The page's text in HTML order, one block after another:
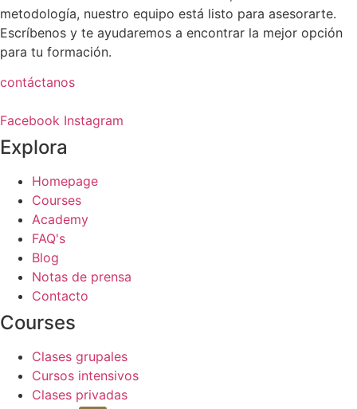
pueden
elegir
en
la
de
producto
metodología, nuestro equipo está listo para asesorarte.
Escríbenos y te ayudaremos a encontrar la mejor opción
para tu formación.
contáctanos
Facebook Instagram
Explora
Homepage
Courses
Academy
FAQ's
Blog
Notas de prensa
Contacto
Courses
Clases grupales
Cursos intensivos
Clases privadas